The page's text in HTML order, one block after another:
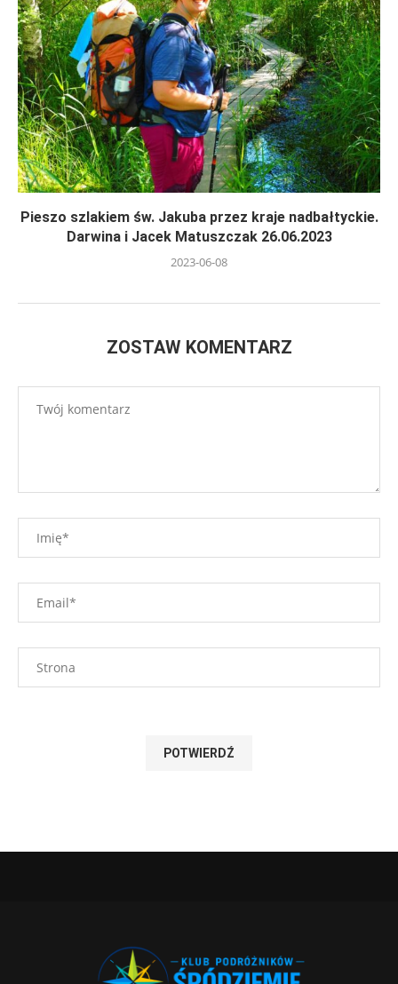
Pieszo szlakiem św. Jakuba przez kraje nadbałtyckie.
Darwina i Jacek Matuszczak 26.06.2023
2023-06-08
ZOSTAW KOMENTARZ